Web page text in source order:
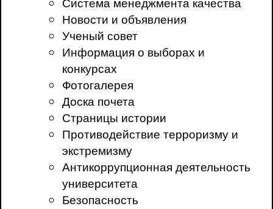
Новости и объявления
Ученый совет
Информация о выборах и
конкурсах
Фотогалерея
Доска почета
Страницы истории
Противодействие терроризму и
экстремизму
Антикоррупционная деятельность
университета
Безопасность